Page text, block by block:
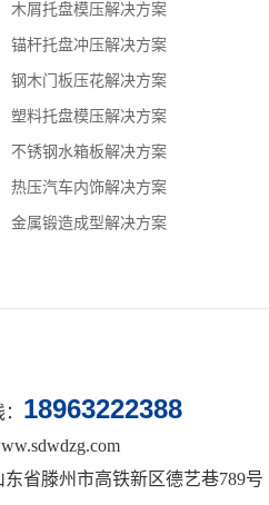
木屑托盘模压解决方案
锚杆托盘冲压解决方案
钢木门板压花解决方案
塑料托盘模压解决方案
不锈钢水箱板解决方案
热压汽车内饰解决方案
金属锻造成型解决方案
18963222388
东省滕州市高铁新区德艺巷789号